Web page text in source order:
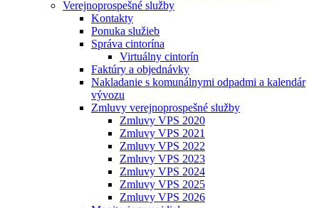
Verejnoprospešné služby
Kontakty
Ponuka služieb
Správa cintorína
Virtuálny cintorín
Faktúry a objednávky
Nakladanie s komunálnymi odpadmi a kalendár
vývozu
Zmluvy verejnoprospešné služby
Zmluvy VPS 2020
Zmluvy VPS 2021
Zmluvy VPS 2022
Zmluvy VPS 2023
Zmluvy VPS 2024
Zmluvy VPS 2025
Zmluvy VPS 2026